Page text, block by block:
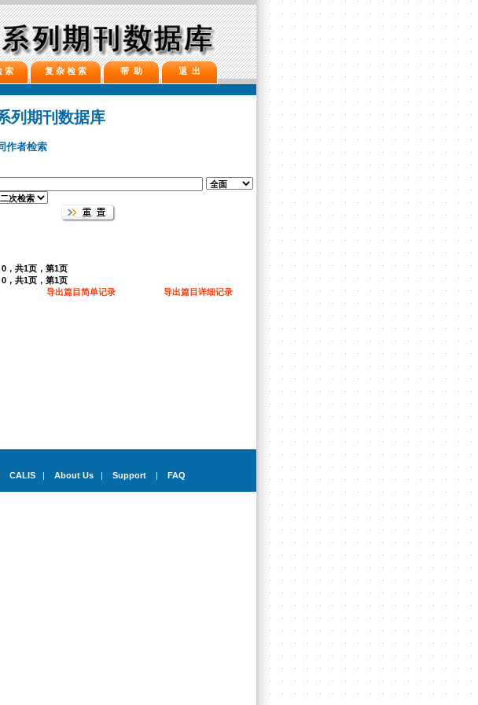
索 复 杂 检 索 帮 助 退 出
列期刊数据库
作者检索
0，共1页，第1页
0，共1页，第1页
导出篇目简单记录 导出篇目详细记录
CALIS| About Us| Support| FAQ